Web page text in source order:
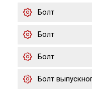
Болт
Болт
Болт
Болт